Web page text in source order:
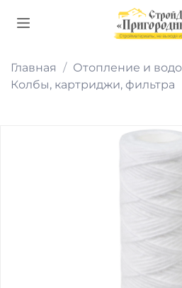
Главная
Отопление и
Колбы, картриджи, фильтра